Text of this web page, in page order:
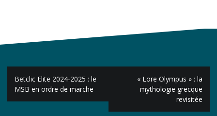
Navigation
de
l’article
Betclic Elite 2024-2025 : le
MSB en ordre de marche
« Lore Olympus » : la
mythologie grecque
revisitée